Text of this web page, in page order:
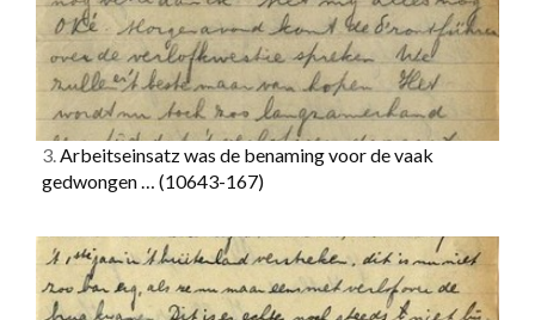
3.Arbeitseinsatz was de benaming voor de vaak
gedwongen … (10643-167)